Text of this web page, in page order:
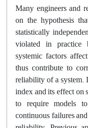
Many engineers and
on the hypothesis
statistically
violated in practice
systemic factors
thus contribute to
reliability of a system.
index and its effect on
to require models
continuous failures